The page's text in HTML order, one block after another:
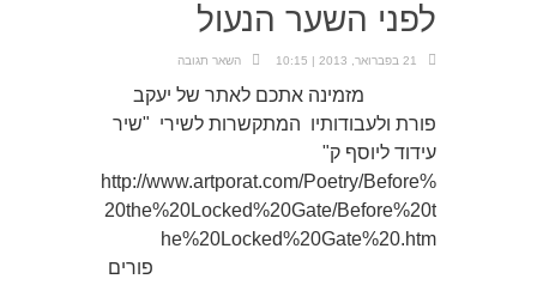
לפני השער הנעול
21 בפברואר, 2013 | 10:15 השאר תגובה
מזמינה אתכם לאתר של יעקב
פורת ולעבודותיו המתקשרות לשירי "שיר
עידוד ליוסף ק"
http://www.artporat.com/Poetry/Before%
20the%20Locked%20Gate/Before%20t
he%20Locked%20Gate%20.htm
פורים